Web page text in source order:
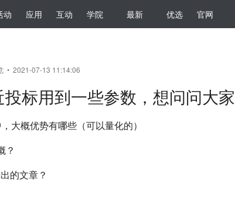
动 应用 互动 学院 最新 优选 官网
• 2021-07-13 11:14:06
投标用到一些参数，想问问大家
大概优势有哪些（可以量化的）
？
的文章？